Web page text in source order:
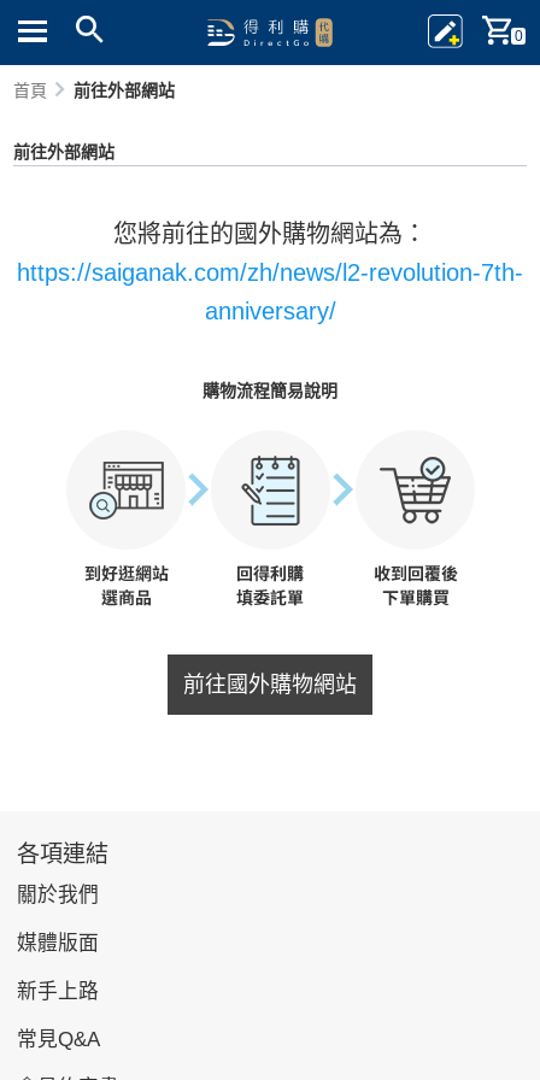
0
首頁 前往外部網站
前往外部網站
您將前往的國外購物網站為：
https://saiganak.com/zh/news/l2-revolution-7th-
anniversary/
購物流程簡易說明
前往國外購物網站
各項連結
關於我們
媒體版面
新手上路
常見Q&A